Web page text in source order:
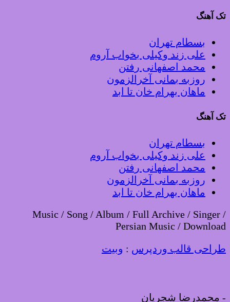
تک آهنگ
بسطام تهران
علی زند وکیلی بخواب آروم
محمد اصفهانی رفتن
روزبه بمانی آخرالزمون
ماهان بهرام خان تا ابد
تک آهنگ
بسطام تهران
علی زند وکیلی بخواب آروم
محمد اصفهانی رفتن
روزبه بمانی آخرالزمون
ماهان بهرام خان تا ابد
Music / Song / Album / Full Archive / Singer /
Persian Music / Download
طراحی قالب وردپرس : وبیت
- محمدرضا شجریان